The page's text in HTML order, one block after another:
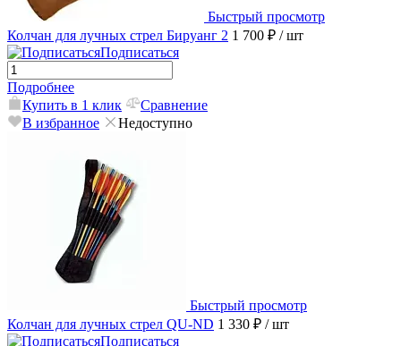
Быстрый просмотр
Колчан для лучных стрел Бируанг 2 1 700 ₽ / шт
Подписаться
Подробнее
Купить в 1 клик
Сравнение
В избранное
Недоступно
Быстрый просмотр
Колчан для лучных стрел QU-ND 1 330 ₽ / шт
Подписаться